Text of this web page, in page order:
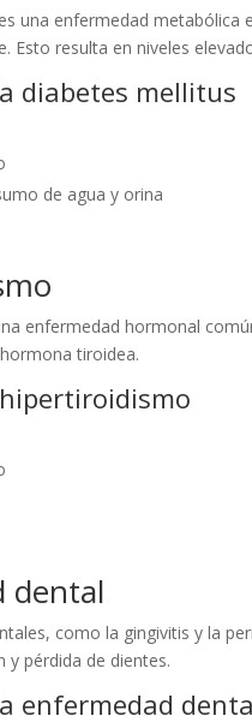
una enfermedad
Esto resulta en niveles
diabetes mellitus
de agua y orina
enfermedad hormonal
tiroidea.
dental
como la gingivitis y la
y pérdida de dientes.
enfermedad